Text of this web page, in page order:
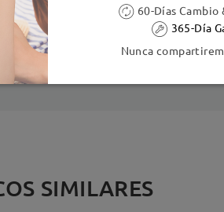
SIMILARES
60-Días Cambio
365-Día
Nunca